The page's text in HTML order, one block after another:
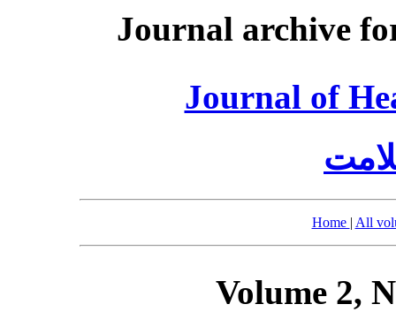
Journal archive
Journal of
Home | All
Volume 2,